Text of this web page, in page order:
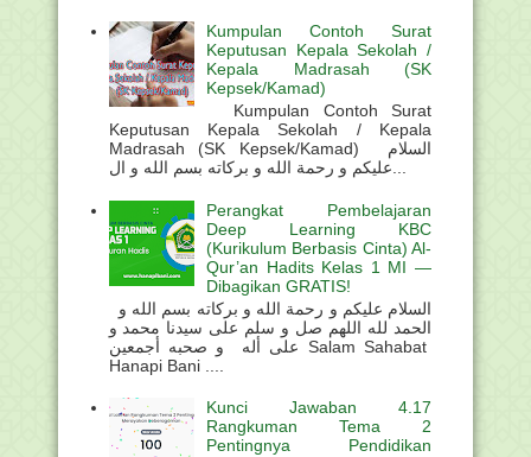
Kumpulan Contoh Surat
Keputusan Kepala Sekolah /
Kepala Madrasah (SK
Kepsek/Kamad)
Kumpulan Contoh Surat
Keputusan Kepala Sekolah / Kepala
Madrasah (SK Kepsek/Kamad) السلام
عليكم و رحمة الله و بركاته بسم الله و ال...
Perangkat Pembelajaran
Deep Learning KBC
(Kurikulum Berbasis Cinta) Al-
Qur’an Hadits Kelas 1 MI —
Dibagikan GRATIS!
الحمد لله اللهم صل و سلم على سيدنا محمد و
على أله و صحبه أجمعين Salam Sahabat
Hanapi Bani ....
Kunci Jawaban 4.17
Rangkuman Tema 2
Pentingnya Pendidikan